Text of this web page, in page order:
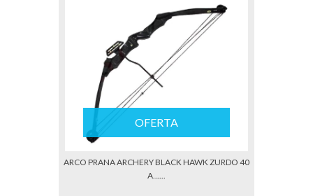
OFERTA
ARCO PRANA ARCHERY BLACK HAWK ZURDO 40
A......